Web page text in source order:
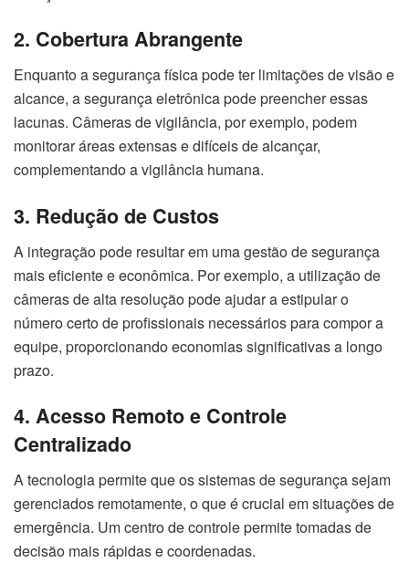
2. Cobertura Abrangente
Enquanto a segurança física pode ter limitações de visão e
alcance, a segurança eletrônica pode preencher essas
lacunas. Câmeras de vigilância, por exemplo, podem
monitorar áreas extensas e difíceis de alcançar,
complementando a vigilância humana.
3. Redução de Custos
A integração pode resultar em uma gestão de segurança
mais eficiente e econômica. Por exemplo, a utilização de
câmeras de alta resolução pode ajudar a estipular o
número certo de profissionais necessários para compor a
equipe, proporcionando economias significativas a longo
prazo.
4. Acesso Remoto e Controle
Centralizado
A tecnologia permite que os sistemas de segurança sejam
gerenciados remotamente, o que é crucial em situações de
emergência. Um centro de controle permite tomadas de
decisão mais rápidas e coordenadas.